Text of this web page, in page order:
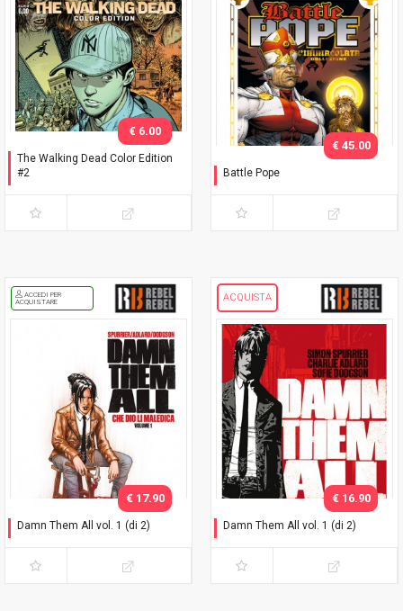
The Walking Dead Color Edition
#2
€ 6.00
Battle Pope
€ 45.00
ACCEDI PER
ACQUISTARE
Damn Them All vol. 1 (di 2)
€ 17.90
ACQUISTA
Damn Them All vol. 1 (di 2)
€ 16.90